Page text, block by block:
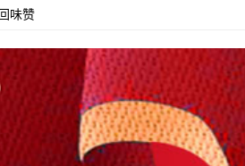
回味赞